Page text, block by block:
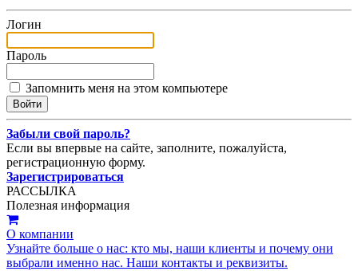
Логин
Пароль
Запомнить меня на этом компьютере
Забыли свой пароль?
Если вы впервые на сайте, заполните, пожалуйста,
регистрационную форму.
Зарегистрироваться
РАССЫЛКА
Полезная информация
О компании
Узнайте больше о нас: кто мы, наши клиенты и почему они
выбрали именно нас. Наши контакты и реквизиты.